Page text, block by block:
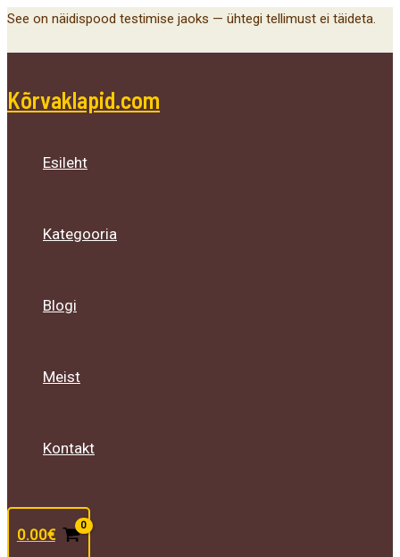
Skip
See on näidispood testimise jaoks — ühtegi tellimust ei täideta.
Kõrvaklapid.com
Esileht
Kategooria
Blogi
Meist
Kontakt
0.00€
Menu
Toggle
Menu
Toggle
Menu
Toggle
Main
Menu